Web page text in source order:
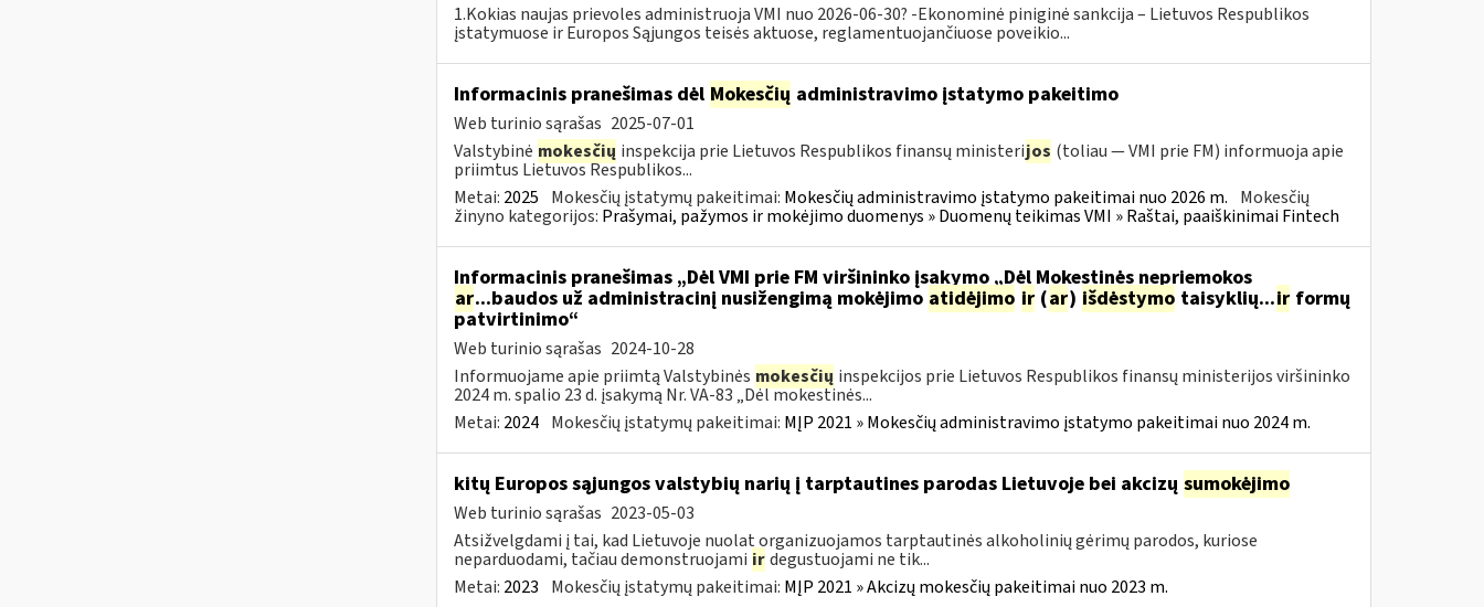
1.Kokias naujas prievoles administruoja VMI nuo 2026-06-30? -Ekonominė piniginė sankcija – Lietuvos Respublikos
įstatymuose ir Europos Sąjungos teisės aktuose, reglamentuojančiuose poveikio...
Informacinis pranešimas dėl Mokesčių administravimo įstatymo pakeitimo
Web turinio sąrašas 2025-07-01
Valstybinė mokesčių inspekcija prie Lietuvos Respublikos finansų ministerijos (toliau — VMI prie FM) informuoja apie
priimtus Lietuvos Respublikos...
Metai: 2025 Mokesčių įstatymų pakeitimai: Mokesčių administravimo įstatymo pakeitimai nuo 2026 m. Mokesčių
žinyno kategorijos: Prašymai, pažymos ir mokėjimo duomenys » Duomenų teikimas VMI » Raštai, paaiškinimai Fintech
Informacinis pranešimas „Dėl VMI prie FM viršininko įsakymo „Dėl Mokestinės nepriemokos
ar...baudos už administracinį nusižengimą mokėjimo atidėjimo ir(ar) išdėstymo taisyklių...irformų
patvirtinimo“
Web turinio sąrašas 2024-10-28
Informuojame apie priimtą Valstybinės mokesčių inspekcijos prie Lietuvos Respublikos finansų ministerijos viršininko
2024 m. spalio 23 d. įsakymą Nr. VA-83 „Dėl mokestinės...
Metai: 2024 Mokesčių įstatymų pakeitimai: MĮP 2021 » Mokesčių administravimo įstatymo pakeitimai nuo 2024 m.
kitų Europos sąjungos valstybių narių į tarptautines parodas Lietuvoje bei akcizų sumokėjimo
Web turinio sąrašas 2023-05-03
Atsižvelgdami į tai, kad Lietuvoje nuolat organizuojamos tarptautinės alkoholinių gėrimų parodos, kuriose
neparduodami, tačiau demonstruojami ir degustuojami ne tik...
Metai: 2023 Mokesčių įstatymų pakeitimai: MĮP 2021 » Akcizų mokesčių pakeitimai nuo 2023 m.